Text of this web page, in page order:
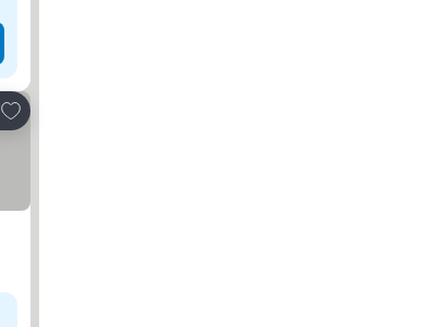
Lägg till i Mina Favoriter